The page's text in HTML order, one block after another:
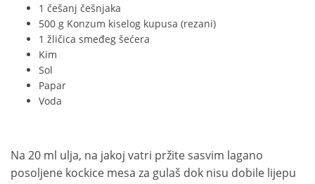
1 češanj češnjaka
500 g Konzum kiselog kupusa (rezani)
1 žličica smeđeg šećera
Kim
Sol
Papar
Voda
Na 20 ml ulja, na jakoj vatri pržite sasvim lagano
posoljene kockice mesa za gulaš dok nisu dobile lijepu